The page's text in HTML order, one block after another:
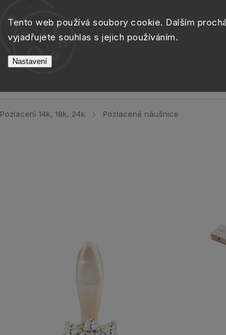
Tento web používá soubory cookie. Dalším
vyjadřujete souhlas s jejich používáním.
Nastavení
Pozlacení 14k, 18k, 24k / Pozlacené náušnice